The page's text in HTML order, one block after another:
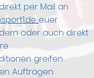
per Mail an
euer
oder auch direkt
greifen
Aufträgen.